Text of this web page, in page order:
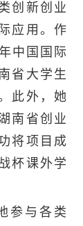
创新创业
应用。作
中国国际
省大学生
此外，她
南省创业
将项目成
杯课外学
参与各类